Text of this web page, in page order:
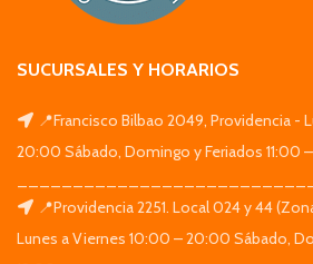
SUCURSALES Y HORARIOS
📍Francisco Bilbao 2049, Providencia -
20:00 Sábado, Domingo y Feriados 11:00
📍Providencia 2251. Local 024 y 44
Lunes a Viernes 10:00 – 20:00 Sábado,